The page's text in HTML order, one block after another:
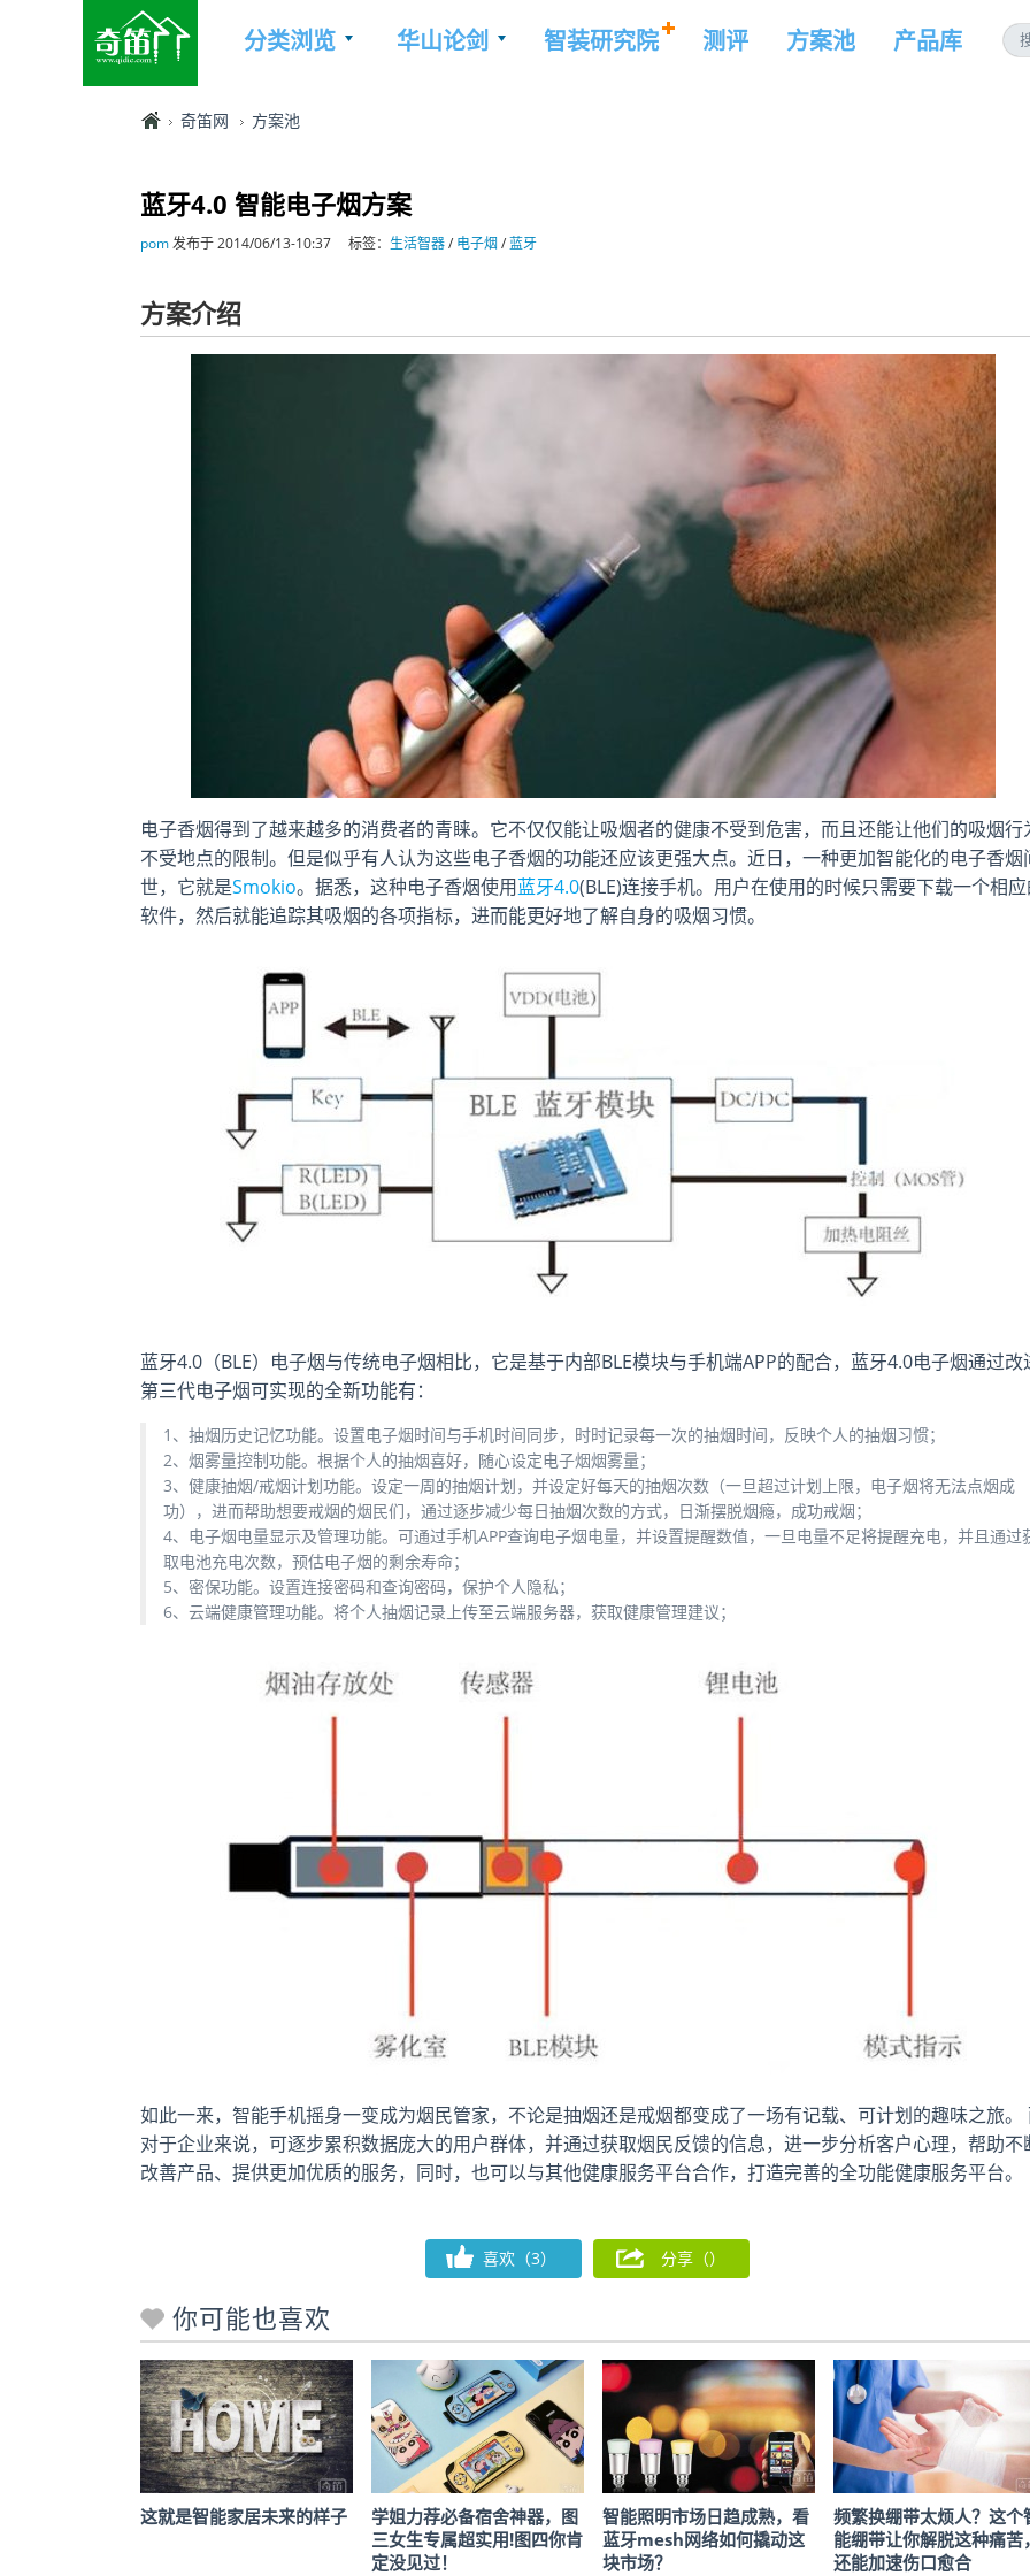
分类浏览 华山论剑 智装研究院 测评 方案池 产品库
奇笛网 方案池
蓝牙4.0 智能电子烟方案
pom发布于 2014/06/13-10:37 标签： 生活智器/ 电子烟/蓝牙
方案介绍
电子香烟得到了越来越多的消费者的青睐。它不仅仅能让吸烟者的健康不受到危害，而且还能让他们的吸烟行
不受地点的限制。但是似乎有人认为这些电子香烟的功能还应该更强大点。近日，一种更加智能化的电子香烟
世，它就是Smokio。据悉，这种电子香烟使用蓝牙4.0(BLE)连接手机。用户在使用的时候只需要下载一个相
软件，然后就能追踪其吸烟的各项指标，进而能更好地了解自身的吸烟习惯。
蓝牙4.0（BLE）电子烟与传统电子烟相比，它是基于内部BLE模块与手机端APP的配合，蓝牙4.0电子烟通过改
第三代电子烟可实现的全新功能有：
1、抽烟历史记忆功能。设置电子烟时间与手机时间同步，时时记录每一次的抽烟时间，反映个人的抽烟习惯；
2、烟雾量控制功能。根据个人的抽烟喜好，随心设定电子烟烟雾量；
3、健康抽烟/戒烟计划功能。设定一周的抽烟计划，并设定好每天的抽烟次数（一旦超过计划上限，电子烟将无法点烟成
功），进而帮助想要戒烟的烟民们，通过逐步减少每日抽烟次数的方式，日渐摆脱烟瘾，成功戒烟；
4、电子烟电量显示及管理功能。可通过手机APP查询电子烟电量，并设置提醒数值，一旦电量不足将提醒充电，并且通过
取电池充电次数，预估电子烟的剩余寿命；
5、密保功能。设置连接密码和查询密码，保护个人隐私；
6、云端健康管理功能。将个人抽烟记录上传至云端服务器，获取健康管理建议；
如此一来，智能手机摇身一变成为烟民管家，不论是抽烟还是戒烟都变成了一场有记载、可计划的趣味之旅。
对于企业来说，可逐步累积数据庞大的用户群体，并通过获取烟民反馈的信息，进一步分析客户心理，帮助不
改善产品、提供更加优质的服务，同时，也可以与其他健康服务平台合作，打造完善的全功能健康服务平台。
喜欢（3） 分享（）
你可能也喜欢
这就是智能家居未来的样子
学姐力荐必备宿舍神器，图
三女生专属超实用!图四你肯
定没见过！
智能照明市场日趋成熟，看
蓝牙mesh网络如何撬动这
块市场？
频繁换绷带太烦人？这个
能绷带让你解脱这种痛苦
还能加速伤口愈合